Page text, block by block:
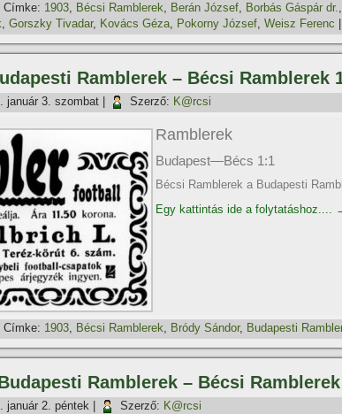
Címke: 1903, Bécsi Ramblerek, Berán József, Borbás Gáspár dr.,
, Gorszky Tivadar, Kovács Géza, Pokorny József, Weisz Ferenc
Ramblerek – Bécsi Ramblerek
január 3. szombat Szerző: K@rcsi
Ramblerek
Budapest—Bécs 1:1
Bécsi Ramblerek a Budapesti
Egy kattintás ide a folytatáshoz....
Címke: 1903, Bécsi Ramblerek, Bródy Sándor, Budapesti
Ramblerek – Bécsi
január 2. péntek Szerző: K@rcsi